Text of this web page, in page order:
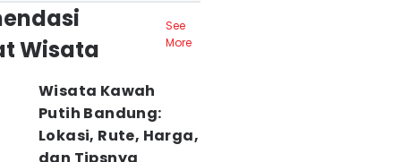
Wisata
See
More
Wisata Kawah
Putih Bandung:
Lokasi, Rute, Harga,